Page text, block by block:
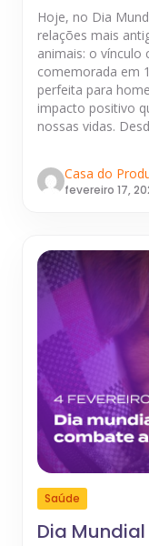
Hoje, no Dia
relações mais
animais: o vínculo
comemorada em
perfeita para
impacto positivo
nossas vidas.
Casa do
fevereiro 17,
Saúde
Dia